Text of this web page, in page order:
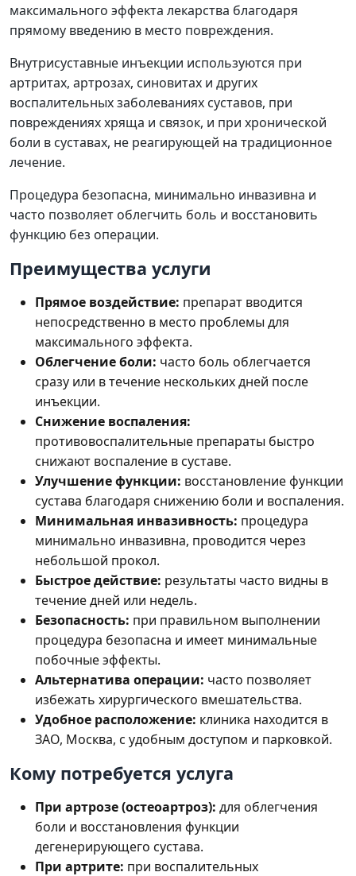
максимального эффекта лекарства благодаря
прямому введению в место повреждения.
Внутрисуставные инъекции используются при
артритах, артрозах, синовитах и других
воспалительных заболеваниях суставов, при
повреждениях хряща и связок, и при хронической
боли в суставах, не реагирующей на традиционное
лечение.
Процедура безопасна, минимально инвазивна и
часто позволяет облегчить боль и восстановить
функцию без операции.
Преимущества услуги
Прямое воздействие: препарат вводится
непосредственно в место проблемы для
максимального эффекта.
Облегчение боли: часто боль облегчается
сразу или в течение нескольких дней после
инъекции.
Снижение воспаления:
противовоспалительные препараты быстро
снижают воспаление в суставе.
Улучшение функции: восстановление функции
сустава благодаря снижению боли и воспаления.
Минимальная инвазивность: процедура
минимально инвазивна, проводится через
небольшой прокол.
Быстрое действие: результаты часто видны в
течение дней или недель.
Безопасность: при правильном выполнении
процедура безопасна и имеет минимальные
побочные эффекты.
Альтернатива операции: часто позволяет
избежать хирургического вмешательства.
Удобное расположение: клиника находится в
ЗАО, Москва, с удобным доступом и парковкой.
Кому потребуется услуга
При артрозе (остеоартроз): для облегчения
боли и восстановления функции
дегенерирующего сустава.
При артрите: при воспалительных